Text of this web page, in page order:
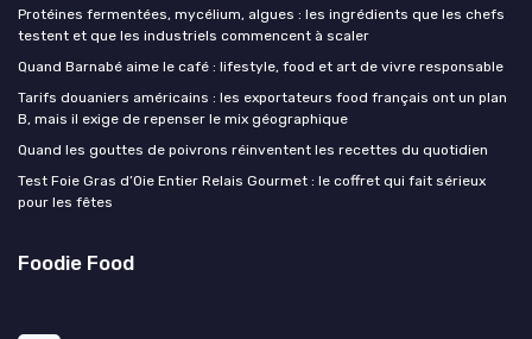
Protéines fermentées, mycélium, algues : les ingrédients que les chefs
testent et que les industriels commencent à scaler
Quand Barnabé aime le café : lifestyle, food et art de vivre responsable
Tarifs douaniers américains : les exportateurs food français ont un plan
B, mais il exige de repenser le mix géographique
Quand les gouttes de poivrons réinventent les recettes du quotidien
Test Foie Gras d’Oie Entier Relais Gourmet : le coffret qui fait sérieux
pour les fêtes
Foodie Food